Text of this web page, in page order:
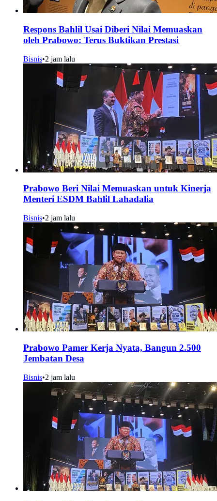
Respons Bahlil Usai Diberi Nilai Memuaskan
oleh Prabowo: Terus Buktikan Prestasi
Bisnis•2 jam lalu
Prabowo Beri Nilai Memuaskan untuk Kinerja
Menteri ESDM Bahlil Lahadalia
Bisnis•2 jam lalu
Prabowo Pamer Kerja Nyata, Bangun 2.500
Jembatan Desa
Bisnis•2 jam lalu